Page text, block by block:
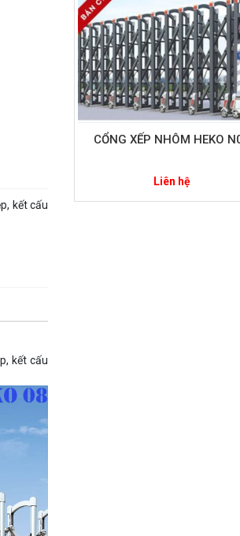
kết cấu
kết cấu
CỔNG XẾP NHÔM HEKO
Liên hệ